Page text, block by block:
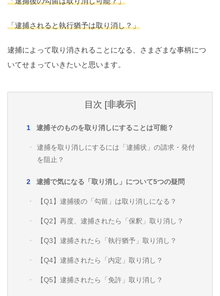
痴漢 盗撮 わいせつ
窃盗 詐欺 逮捕 示談
「逮捕されると執行猶予は取り消し？」
逮捕によって取り消されることになる、さまざまな事柄につ
いてせまっていきたいと思います。
目次 [非表示]
逮捕そのものを取り消しにすることは可能？
逮捕を取り消しにするには「逮捕状」の請求・発付
を阻止？
逮捕で気になる「取り消し」について5つの疑問
【Q1】逮捕後の「勾留」は取り消しになる？
【Q2】再度、逮捕されたら「保釈」取り消し？
【Q3】逮捕されたら「執行猶予」取り消し？
【Q4】逮捕されたら「内定」取り消し？
【Q5】逮捕されたら「免許」取り消し？